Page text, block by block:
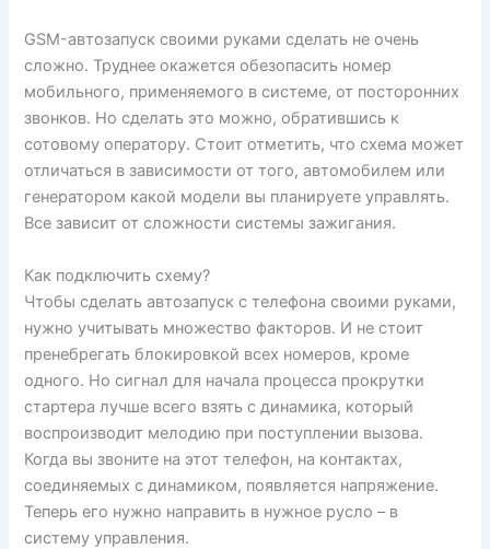
GSM-автозапуск своими руками сделать не очень
сложно. Труднее окажется обезопасить номер
мобильного, применяемого в системе, от посторонних
звонков. Но сделать это можно, обратившись к
сотовому оператору. Стоит отметить, что схема может
отличаться в зависимости от того, автомобилем или
генератором какой модели вы планируете управлять.
Все зависит от сложности системы зажигания.
Как подключить схему?
Чтобы сделать автозапуск с телефона своими руками,
нужно учитывать множество факторов. И не стоит
пренебрегать блокировкой всех номеров, кроме
одного. Но сигнал для начала процесса прокрутки
стартера лучше всего взять с динамика, который
воспроизводит мелодию при поступлении вызова.
Когда вы звоните на этот телефон, на контактах,
соединяемых с динамиком, появляется напряжение.
Теперь его нужно направить в нужное русло – в
систему управления.